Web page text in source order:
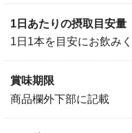
1日あたりの摂取目安量
1日1本を目安にお飲みく
賞味期限
商品欄外下部に記載